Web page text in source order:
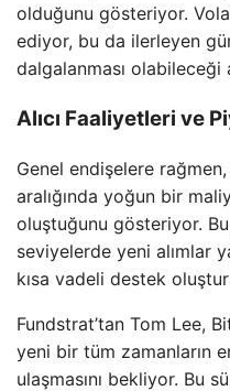
olduğunu gösteriyor.
ediyor, bu da ilerleyen
dalgalanması olabileceği
Alıcı Faaliyetleri ve
Genel endişelere
aralığında yoğun bir
oluştuğunu gösteriyor.
seviyelerde yeni alımlar
kısa vadeli destek
Fundstrat’tan Tom Lee,
yeni bir tüm zamanların
ulaşmasını bekliyor. Bu